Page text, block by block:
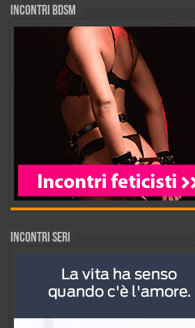
INCONTRI BDSM
INCONTRI SERI